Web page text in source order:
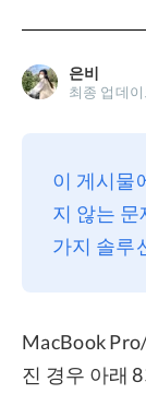
프라이
조항
은비
최종 업데
이 게시물
지 않는 문
가지 솔루
MacBook
진 경우 아래